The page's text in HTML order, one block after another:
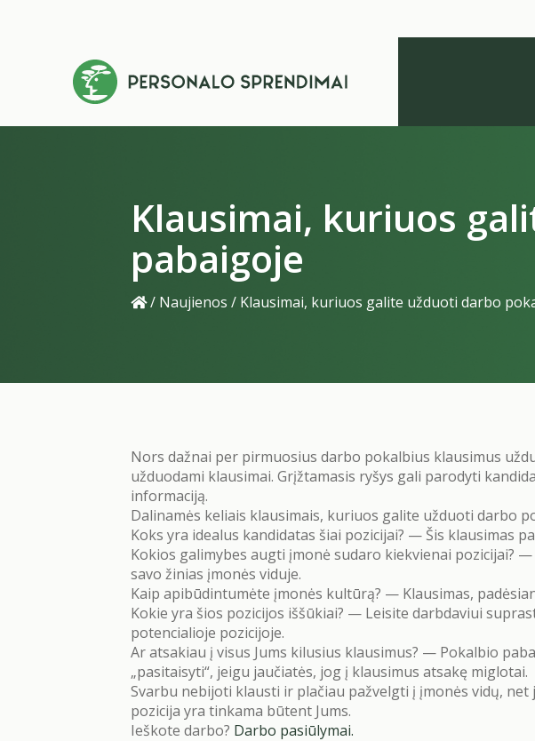
Klausimai, kuriuos
pabaigoje
/ Naujienos / Klausimai, kuriuos galite užduoti darbo
Nors dažnai per pirmuosius darbo pokalbius klausimus
užduodami klausimai. Grįžtamasis ryšys gali parodyti
informaciją.
Dalinamės keliais klausimais, kuriuos galite užduoti darbo
Koks yra idealus kandidatas šiai pozicijai? — Šis klausimas
Kokios galimybes augti įmonė sudaro kiekvienai pozicijai?
savo žinias įmonės viduje.
Kaip apibūdintumėte įmonės kultūrą? — Klausimas,
Kokie yra šios pozicijos iššūkiai? — Leisite darbdaviui
potencialioje pozicijoje.
Ar atsakiau į visus Jums kilusius klausimus? — Pokalbio
„pasitaisyti“, jeigu jaučiatės, jog į klausimus atsakę miglotai.
Svarbu nebijoti klausti ir plačiau pažvelgti į įmonės vidų,
pozicija yra tinkama būtent Jums.
Ieškote darbo? Darbo pasiūlymai.